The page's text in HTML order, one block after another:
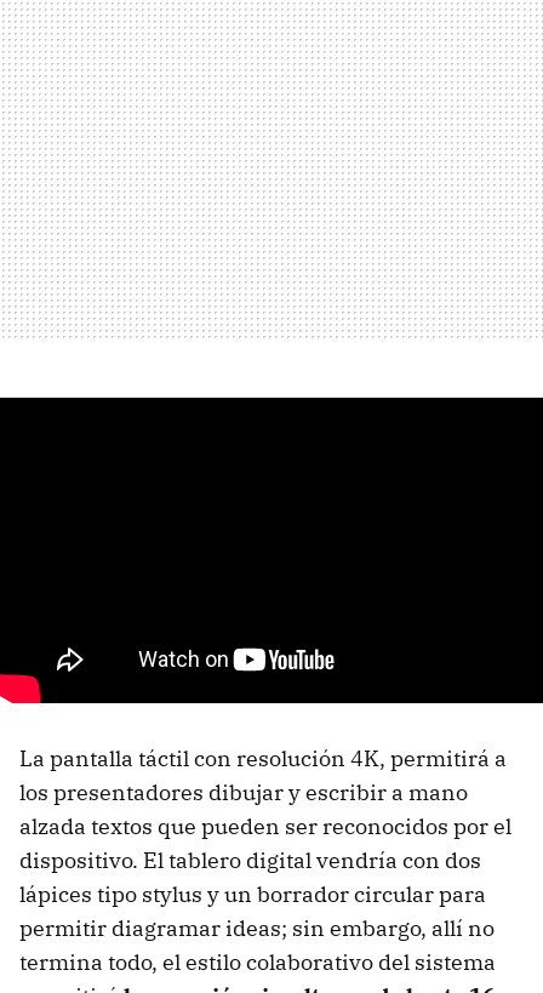
La pantalla táctil con resolución 4K, permitirá a
los presentadores dibujar y escribir a mano
alzada textos que pueden ser reconocidos por el
dispositivo. El tablero digital vendría con dos
lápices tipo stylus y un borrador circular para
permitir diagramar ideas; sin embargo, allí no
termina todo, el estilo colaborativo del sistema